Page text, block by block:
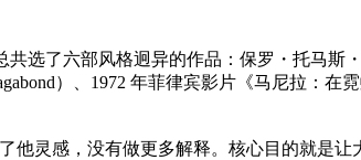
了六部风格迥异的作品：保罗・托马斯・
）、1972 年菲律宾影片《马尼拉：在
他灵感，没有做更多解释。核心目的就是让